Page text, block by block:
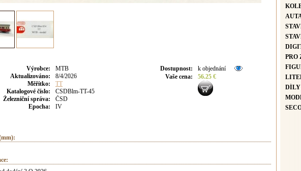
Výrobce:
MTB
Aktualizováno:
8/4/2026
Měřítko:
TT
Katalogové číslo:
CSDBlm-TT-45
Železniční správa:
ČSD
Epocha:
IV
Dostupnost:
k objednání
Vaše cena: 56.25 €
PRO
DÍLY